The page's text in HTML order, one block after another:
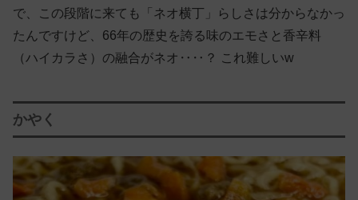
で、この段階に来ても「ネオ横丁」らしさは分からなかっ
たんですけど、66年の歴史を誇る味のエモさと香辛料
（ハイカラさ）の融合がネオ‥‥？ これ難しいw
かやく